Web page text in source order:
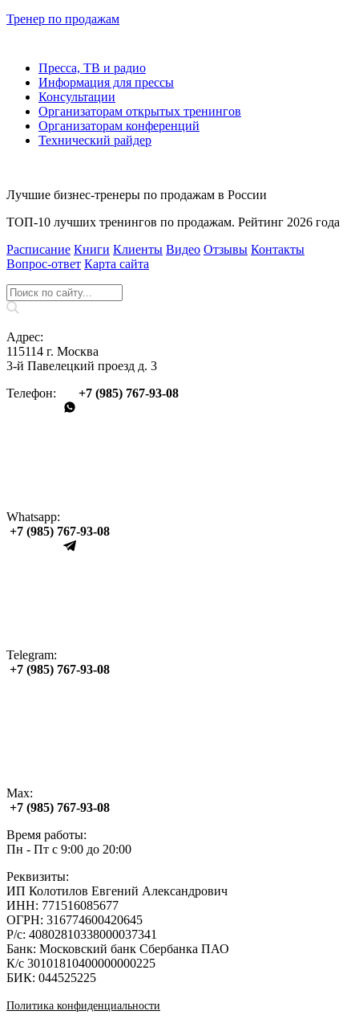
Тренер по продажам
Пресса, ТВ и радио
Информация для прессы
Консультации
Организаторам открытых тренингов
Организаторам конференций
Технический райдер
Лучшие бизнес-тренеры по продажам в России
ТОП-10 лучших тренингов по продажам. Рейтинг 2026 года
Расписание Книги Клиенты Видео Отзывы Контакты
Вопрос‑ответ Карта сайта
Адрес:
115114 г. Москва
3-й Павелецкий проезд д. 3
Телефон: +7 (985) 767‑93‑08
Whatsapp:
+7 (985) 767‑93‑08
Telegram:
+7 (985) 767‑93‑08
Max:
+7 (985) 767‑93‑08
Время работы:
Пн - Пт с 9:00 до 20:00
Реквизиты:
ИП Колотилов Евгений Александрович
ИНН: 771516085677
ОГРН: 316774600420645
Р/с: 40802810338000037341
Банк: Московский банк Сбербанка ПАО
К/с 30101810400000000225
БИК: 044525225
Политика конфиденциальности